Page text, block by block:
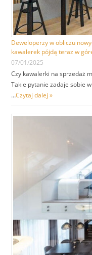
Deweloperzy w obliczu
kawalerek pójdą teraz w
07/01/2025
Czy kawalerki na sprzedaż
Takie pytanie zadaje sobie
…Czytaj dalej »